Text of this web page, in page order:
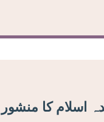
اسلام کا منشور